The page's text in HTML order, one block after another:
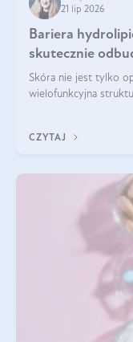
21 lip 2026
Bariera
skutecznie
Skóra nie jest tylko
wielofunkcyjna
bariera hydrolipidowa.
CZYTAJ